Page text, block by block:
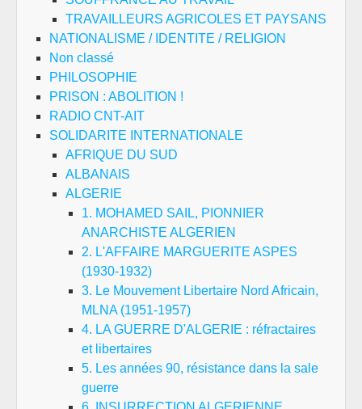
TRAVAILLEURS AGRICOLES ET PAYSANS
NATIONALISME / IDENTITE / RELIGION
Non classé
PHILOSOPHIE
PRISON : ABOLITION !
RADIO CNT-AIT
SOLIDARITE INTERNATIONALE
AFRIQUE DU SUD
ALBANAIS
ALGERIE
1. MOHAMED SAIL, PIONNIER
ANARCHISTE ALGERIEN
2. L'AFFAIRE MARGUERITE ASPES
(1930-1932)
3. Le Mouvement Libertaire Nord Africain,
MLNA (1951-1957)
4. LA GUERRE D'ALGERIE : réfractaires
et libertaires
5. Les années 90, résistance dans la sale
guerre